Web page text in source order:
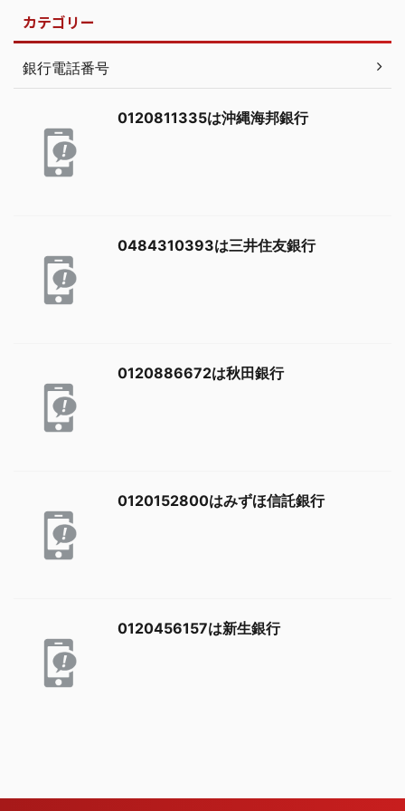
カテゴリー
銀行電話番号
0120811335は沖縄海邦銀行
0484310393は三井住友銀行
0120886672は秋田銀行
0120152800はみずほ信託銀行
0120456157は新生銀行